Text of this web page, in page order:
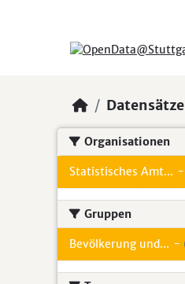
Datensätze
Organisationen
Statistisches Amt... -
Gruppen
Bevölkerung und... -